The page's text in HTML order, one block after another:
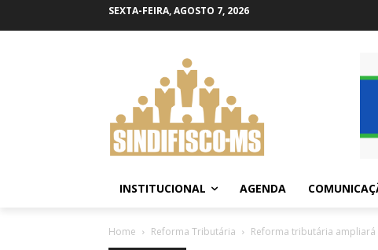
SEXTA-FEIRA, AGOSTO 7, 2026
INSTITUCIONAL AGENDA
Home Reforma Tributária Reforma tributária